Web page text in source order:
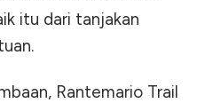
itu dari tanjakan
Rantemario Trail